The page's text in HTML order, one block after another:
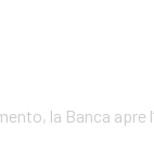
la Banca apre